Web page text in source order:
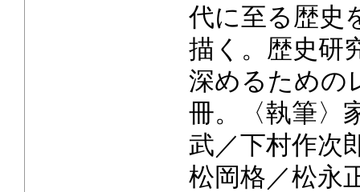
代に至る歴史
描く。歴史研
深めるための
冊。〈執筆〉
武／下村作次
松岡格／松永